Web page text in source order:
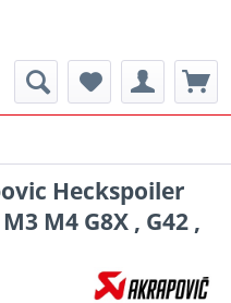
Heckspoiler
M4 G8X , G42 ,